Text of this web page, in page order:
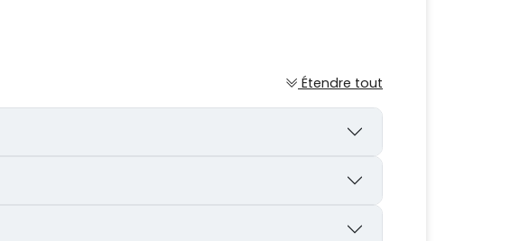
Étendre tout